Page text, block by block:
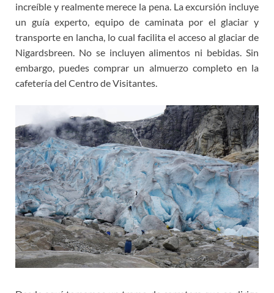
increíble y realmente merece la pena. La excursión incluye
un guía experto, equipo de caminata por el glaciar y
transporte en lancha, lo cual facilita el acceso al glaciar de
Nigardsbreen. No se incluyen alimentos ni bebidas. Sin
embargo, puedes comprar un almuerzo completo en la
cafetería del Centro de Visitantes.